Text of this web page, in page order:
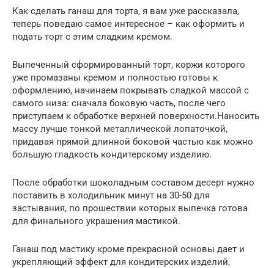
Как сделать ганаш для торта, я вам уже рассказала,
теперь поведаю самое интересное – как оформить и
подать торт с этим сладким кремом.
Выпеченный сформированный торт, коржи которого
уже промазаны кремом и полностью готовы к
оформлению, начинаем покрывать сладкой массой с
самого низа: сначала боковую часть, после чего
приступаем к обработке верхней поверхности.Наносить
массу лучше тонкой металлической лопаточкой,
придавая прямой длинной боковой частью как можно
большую гладкость кондитерскому изделию.
После обработки шоколадным составом десерт нужно
поставить в холодильник минут на 30-50 для
застывания, по прошествии которых выпечка готова
для финального украшения мастикой.
Ганаш под мастику кроме прекрасной основы дает и
укрепляющий эффект для кондитерских изделий,